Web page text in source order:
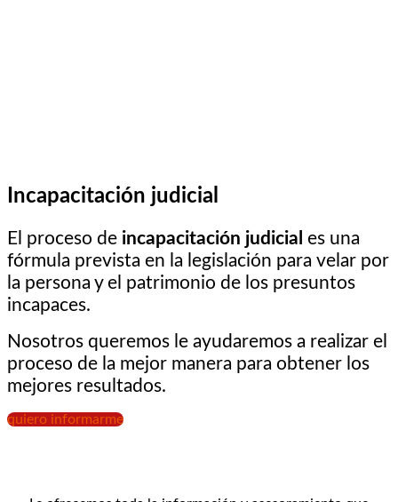
Incapacitación judicial
El proceso de incapacitación judicial es una
fórmula prevista en la legislación para velar por
la persona y el patrimonio de los presuntos
incapaces.
Nosotros queremos le ayudaremos a realizar el
proceso de la mejor manera para obtener los
mejores resultados.
quiero informarme